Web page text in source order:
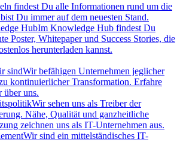
findest Du alle Informationen rund um die
Du immer auf dem neuesten Stand.
HubIm Knowledge Hub findest Du
Poster, Whitepaper und Success Stories, die
herunterladen kannst.
sindWir befähigen Unternehmen jeglicher
kontinuierlicher Transformation. Erfahre
über uns.
Wir sehen uns als Treiber der
Nähe, Qualität und ganzheitliche
zeichnen uns als IT-Unternehmen aus.
Wir sind ein mittelständisches IT-